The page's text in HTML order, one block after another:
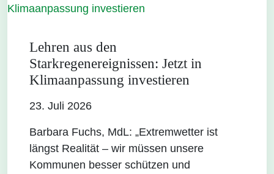
Lehren aus den
Starkregenereignissen: Jetzt in
Klimaanpassung investieren
23. Juli 2026
Barbara Fuchs, MdL: „Extremwetter ist
längst Realität – wir müssen unsere
Kommunen besser schützen und